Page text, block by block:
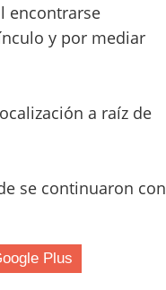
encontrarse
y por mediar
a raíz de
se continuaron con
Plus